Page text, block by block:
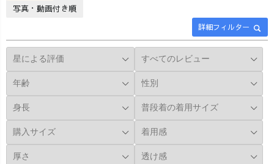
地は通常よりも
ぼことした風合
いを出してお
リジナルで愛知
県東海市で編ん
ます♪ あえて、
ないので、キナ
な、手一杯なマ
マも、安心して
お出かけできる
のがこのキャン
プワークパンツ♪
を詰め込んだ
ら、なんとま
ぁ!! 〇〇個も詰
温活グッズ
詳細フィルター
写真・動画付き順